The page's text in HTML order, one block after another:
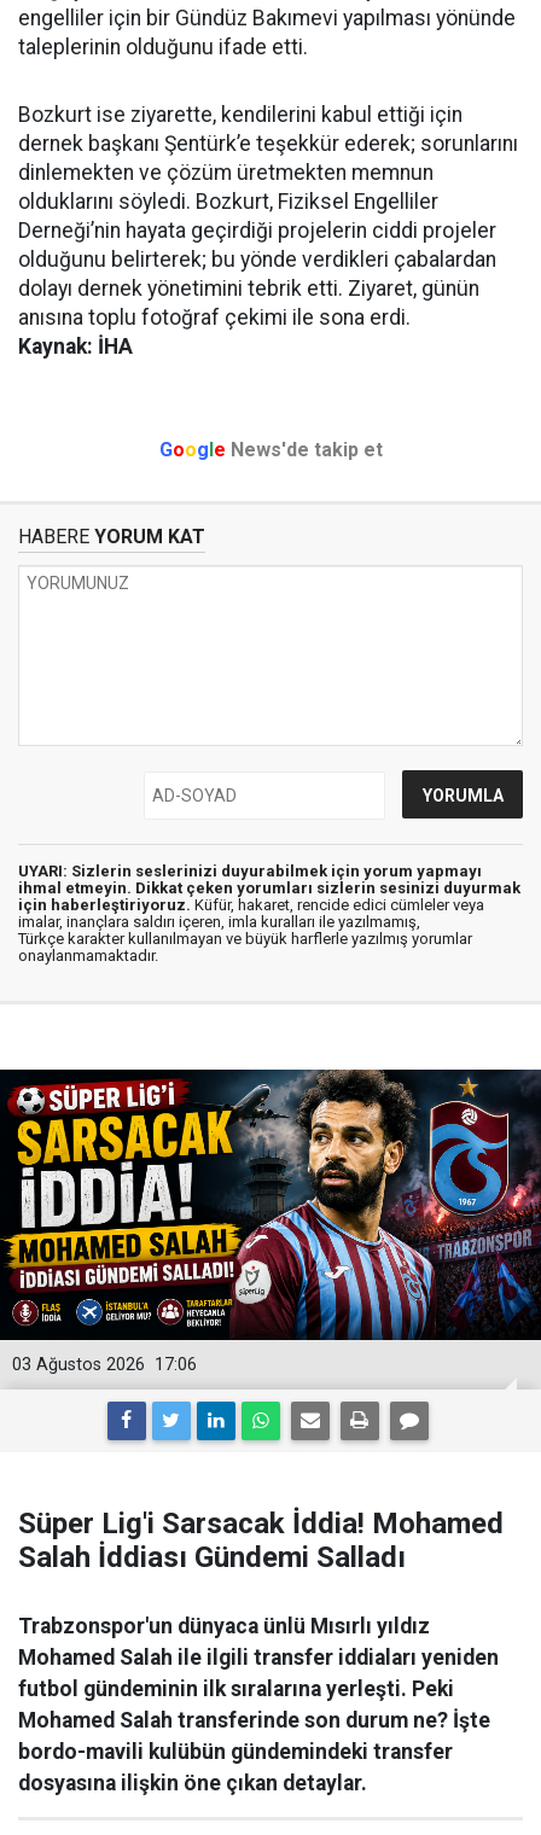
engelliler için bir Gündüz Bakımevi yapılması yönünde
taleplerinin olduğunu ifade etti.
Bozkurt ise ziyarette, kendilerini kabul ettiği için
dernek başkanı Şentürk’e teşekkür ederek; sorunlarını
dinlemekten ve çözüm üretmekten memnun
olduklarını söyledi. Bozkurt, Fiziksel Engelliler
Derneği’nin hayata geçirdiği projelerin ciddi projeler
olduğunu belirterek; bu yönde verdikleri çabalardan
dolayı dernek yönetimini tebrik etti. Ziyaret, günün
anısına toplu fotoğraf çekimi ile sona erdi.
Kaynak: İHA
Google News'de takip et
HABERE YORUM KAT
UYARI: Sizlerin seslerinizi duyurabilmek için yorum yapmayı
ihmal etmeyin. Dikkat çeken yorumları sizlerin sesinizi duyurmak
için haberleştiriyoruz. Küfür, hakaret, rencide edici cümleler veya
imalar, inançlara saldırı içeren, imla kuralları ile yazılmamış,
Türkçe karakter kullanılmayan ve büyük harflerle yazılmış yorumlar
onaylanmamaktadır.
17:06
03 Ağustos 2026
Süper Lig'i Sarsacak İddia! Mohamed
Salah İddiası Gündemi Salladı
Trabzonspor'un dünyaca ünlü Mısırlı yıldız
Mohamed Salah ile ilgili transfer iddiaları yeniden
futbol gündeminin ilk sıralarına yerleşti. Peki
Mohamed Salah transferinde son durum ne? İşte
bordo-mavili kulübün gündemindeki transfer
dosyasına ilişkin öne çıkan detaylar.